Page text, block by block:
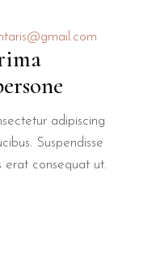
adipiscing
Suspendisse
erat consequat ut.